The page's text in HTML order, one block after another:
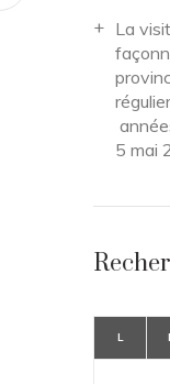
La
5 mai
L